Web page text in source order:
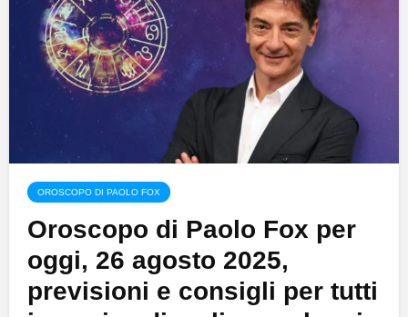
OROSCOPO DI PAOLO FOX
Oroscopo di Paolo Fox per
oggi, 26 agosto 2025,
previsioni e consigli per tutti